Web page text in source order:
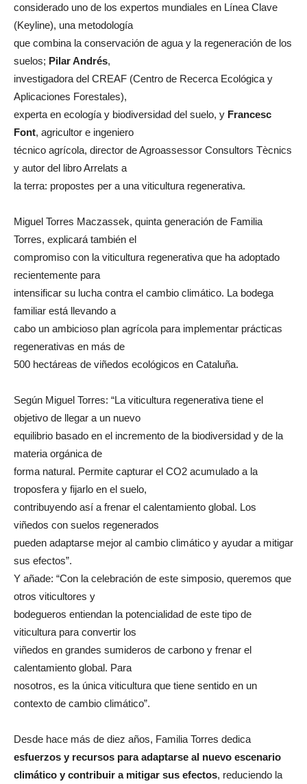
considerado uno de los expertos mundiales en Línea Clave
(Keyline), una metodología
que combina la conservación de agua y la regeneración de los
suelos; Pilar Andrés,
investigadora del CREAF (Centro de Recerca Ecológica y
Aplicaciones Forestales),
experta en ecología y biodiversidad del suelo, y Francesc
Font, agricultor e ingeniero
técnico agrícola, director de Agroassessor Consultors Tècnics
y autor del libro Arrelats a
la terra: propostes per a una viticultura regenerativa.
Miguel Torres Maczassek, quinta generación de Familia
Torres, explicará también el
compromiso con la viticultura regenerativa que ha adoptado
recientemente para
intensificar su lucha contra el cambio climático. La bodega
familiar está llevando a
cabo un ambicioso plan agrícola para implementar prácticas
regenerativas en más de
500 hectáreas de viñedos ecológicos en Cataluña.
Según Miguel Torres: “La viticultura regenerativa tiene el
objetivo de llegar a un nuevo
equilibrio basado en el incremento de la biodiversidad y de la
materia orgánica de
forma natural. Permite capturar el CO2 acumulado a la
troposfera y fijarlo en el suelo,
contribuyendo así a frenar el calentamiento global. Los
viñedos con suelos regenerados
pueden adaptarse mejor al cambio climático y ayudar a mitigar
sus efectos”.
Y añade: “Con la celebración de este simposio, queremos que
otros viticultores y
bodegueros entiendan la potencialidad de este tipo de
viticultura para convertir los
viñedos en grandes sumideros de carbono y frenar el
calentamiento global. Para
nosotros, es la única viticultura que tiene sentido en un
contexto de cambio climático”.
Desde hace más de diez años, Familia Torres dedica
esfuerzos y recursos para adaptarse al nuevo escenario
climático y contribuir a mitigar sus efectos, reduciendo la